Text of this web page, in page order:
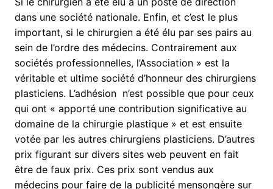
dans une société nationale. Enfin, et c’est le plus
important, si le chirurgien a été élu par ses pairs au
sein de l’ordre des médecins. Contrairement aux
sociétés professionnelles, l’Association » est la
véritable et ultime société d’honneur des chirurgiens
plasticiens. L’adhésion n’est possible que pour ceux
qui ont « apporté une contribution significative au
domaine de la chirurgie plastique » et est ensuite
votée par les autres chirurgiens plasticiens. D’autres
prix figurant sur divers sites web peuvent en fait
être de faux prix. Ces prix sont vendus aux
médecins pour faire de la publicité mensongère sur